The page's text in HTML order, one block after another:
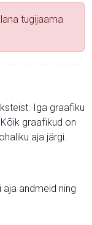
tugijaama
Iga graafiku
graafikud on
aja järgi.
andmeid ning